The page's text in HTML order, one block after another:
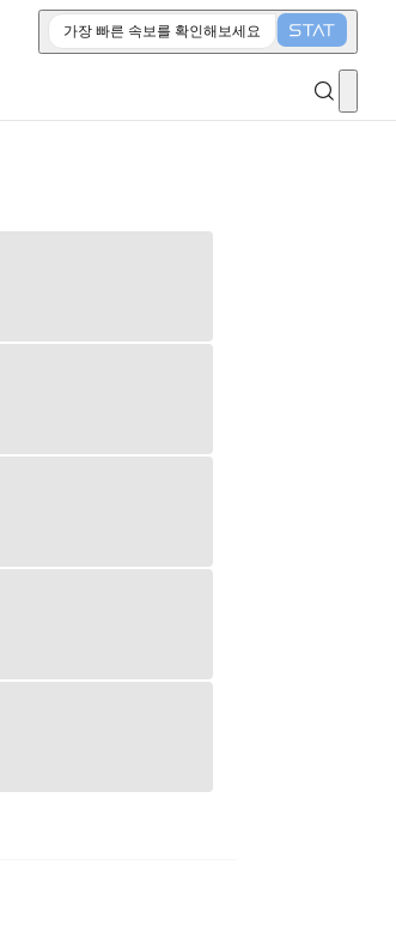
가장 빠른 속보를 확인해보세요